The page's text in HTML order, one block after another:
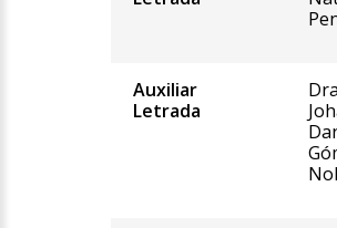
Auxiliar
Letrada